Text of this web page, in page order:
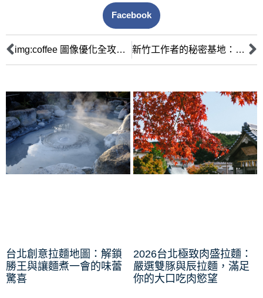
Facebook
img:coffee 圖像優化全攻略：從標籤到 SEO 的專家級指南 新竹工作者的秘密基地：嚴選高效咖啡廳，讓你隨處都能專注生產力
台北創意拉麵地圖：解鎖
勝王與讓麵煮一會的味蕾
驚喜
2026台北極致肉盛拉麵：
嚴選雙豚與辰拉麵，滿足
你的大口吃肉慾望